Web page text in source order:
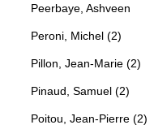
Peerbaye, Ashveen
Peroni, Michel (2)
Pillon, Jean-Marie (2)
Pinaud, Samuel (2)
Poitou, Jean-Pierre (2)